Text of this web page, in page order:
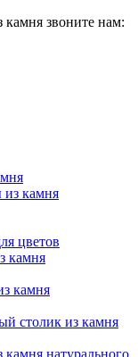
камня звоните нам:
из камня
цветов
камня
камня
столик из камня
натурального